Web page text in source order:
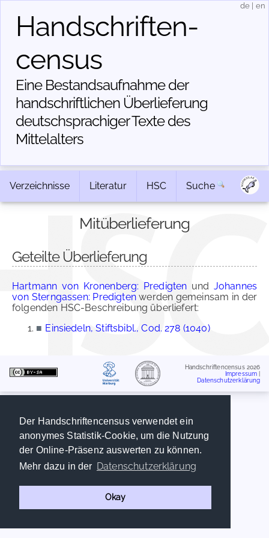
Der Handschriftencensus verwendet ein
anonymes Statistik-Cookie, um die Nutzung
der Online-Präsenz auswerten zu können.
Mehr dazu in der Datenschutzerklärung
Okay
Handschriften­
census
Eine Bestandsaufnahme der
handschriftlichen Über­lieferung
deutschsprachiger Texte des
Mittelalters
de en
Verzeichnisse Literatur HSC Suche
Mitüberlieferung
Geteilte Überlieferung
Hartmann von Kronenberg: Predigten und Johannes
von Sterngassen: Predigtenwerden gemeinsam in der
folgenden HSC-Beschreibung überliefert:
■ Einsiedeln, Stiftsbibl., Cod. 278 (1040)
Handschriftencensus 2026
Impressum
Datenschutzerklärung